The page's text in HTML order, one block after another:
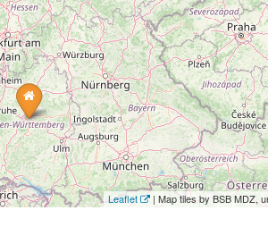
Leaflet | Map tiles by BSB MDZ,